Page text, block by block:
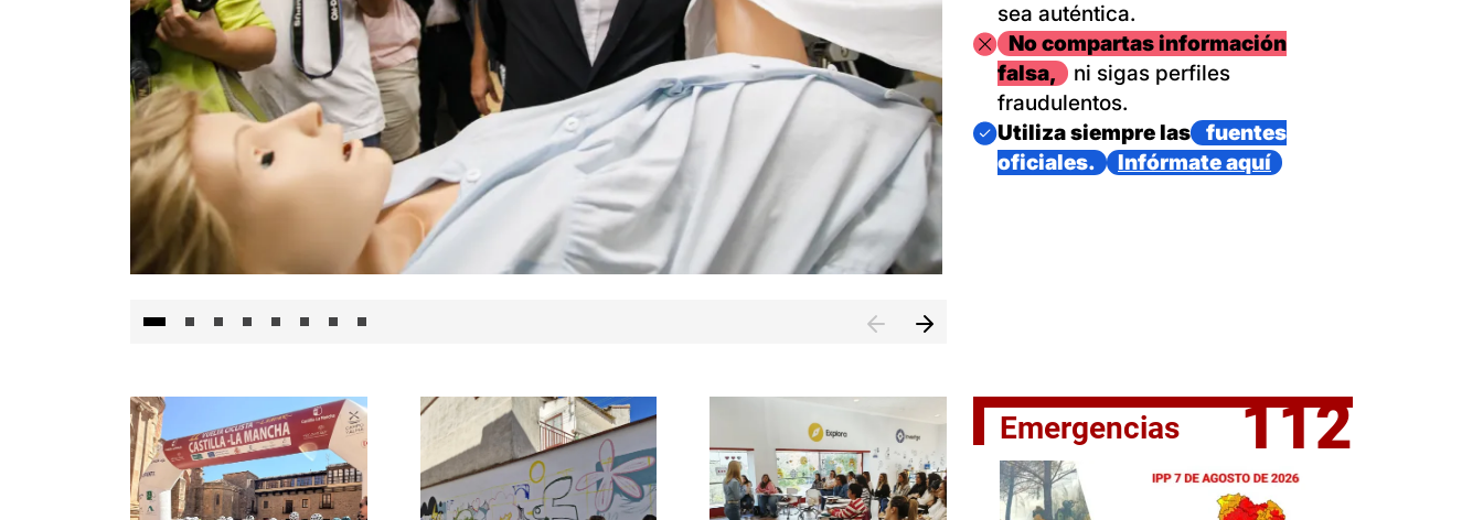
El jefe del Ejecutivo castellanomanchego, Emiliano García-
sea auténtica.
ImagenNo compartas información
falsa,
ni sigas perfiles
fraudulentos.
Imagen
Utiliza siempre las
fuentes
oficiales.
Infórmate aquí
Emergencias 112